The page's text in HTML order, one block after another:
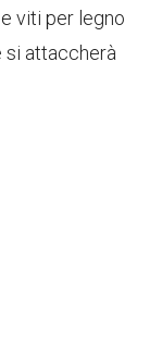
viti per legno
si attaccherà